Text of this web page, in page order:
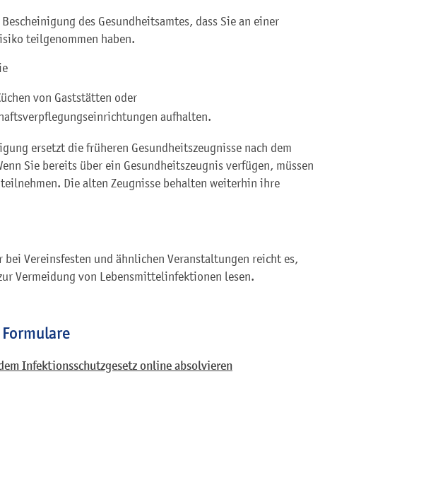
des Gesundheitsamtes, dass Sie an einer
teilgenommen haben.
von Gaststätten oder
aufhalten.
ersetzt die früheren Gesundheitszeugnisse nach dem
Sie bereits über ein Gesundheitszeugnis verfügen, müssen
Die alten Zeugnisse behalten weiterhin ihre
bei Vereinsfesten und ähnlichen Veranstaltungen reicht es,
Vermeidung von Lebensmittelinfektionen lesen.
Infektionsschutzgesetz online absolvieren